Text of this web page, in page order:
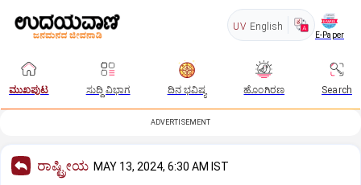
UV English
E-Paper
ಮುಖಪುಟ ಸುದ್ದಿ ವಿಭಾಗ ದಿನ ಭವಿಷ್ಯ ಹೊಂಗಿರಣ Search
ADVERTISEMENT
ರಾಷ್ಟ್ರೀಯ MAY 13, 2024, 6:30 AM IST